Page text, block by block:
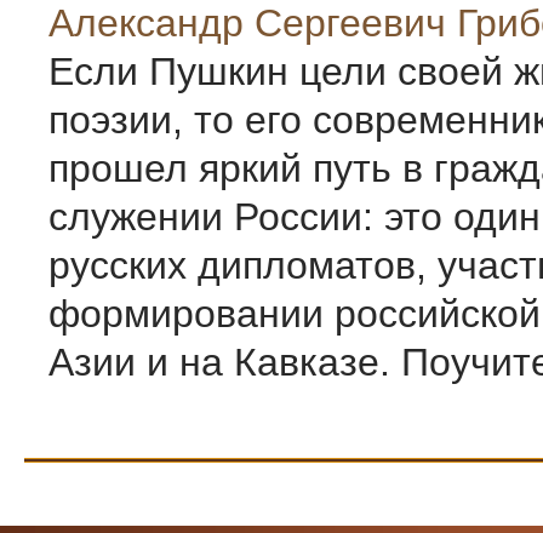
Александр Сергеевич
Если Пушкин цели своей
поэзии, то его
прошел яркий путь в
служении России: это
русских дипломатов,
формировании
Азии и на Кавказе.